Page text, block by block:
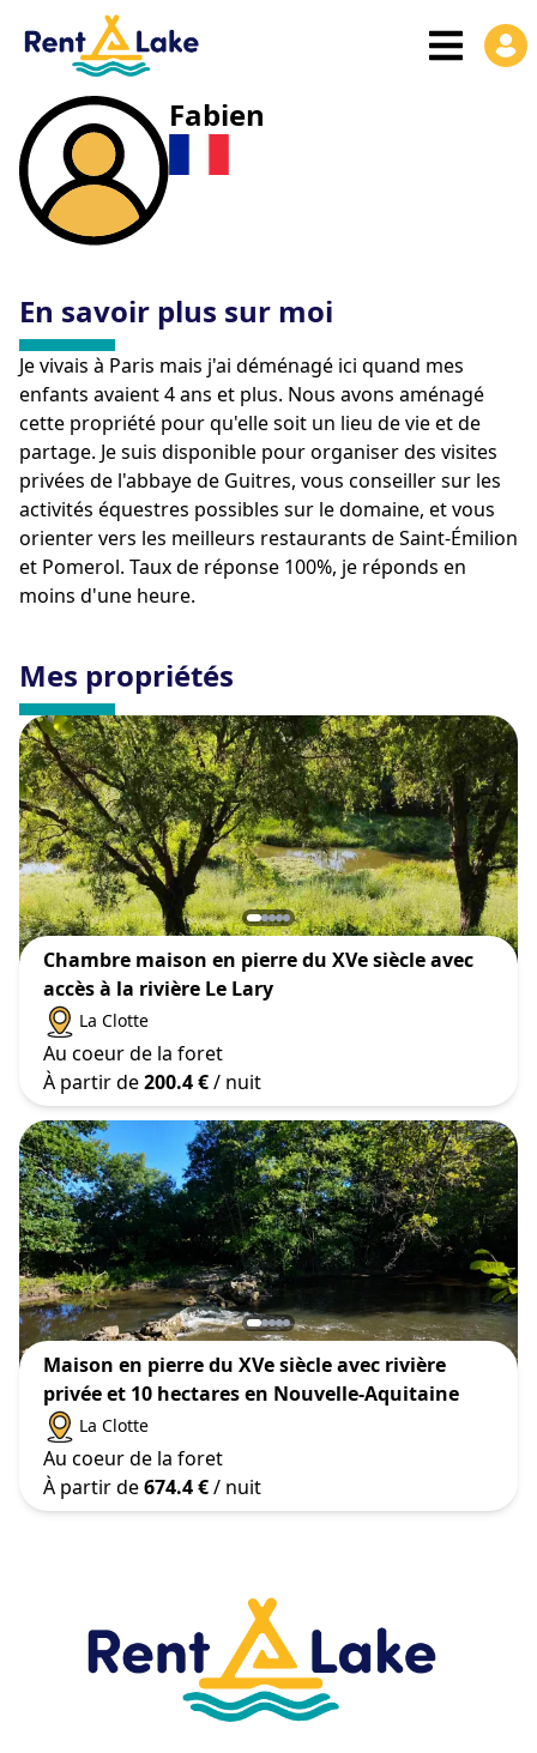
Fabien
En savoir plus sur moi
Je vivais à Paris mais j'ai déménagé ici quand mes
enfants avaient 4 ans et plus. Nous avons aménagé
cette propriété pour qu'elle soit un lieu de vie et de
partage. Je suis disponible pour organiser des visites
privées de l'abbaye de Guitres, vous conseiller sur les
activités équestres possibles sur le domaine, et vous
orienter vers les meilleurs restaurants de Saint-Émilion
et Pomerol. Taux de réponse 100%, je réponds en
moins d'une heure.
Mes propriétés
Chambre maison en pierre du XVe siècle avec
accès à la rivière Le Lary
La Clotte
Au coeur de la foret
À partir de200.4 €/ nuit
Maison en pierre du XVe siècle avec rivière
privée et 10 hectares en Nouvelle-Aquitaine
La Clotte
Au coeur de la foret
À partir de674.4 €/ nuit